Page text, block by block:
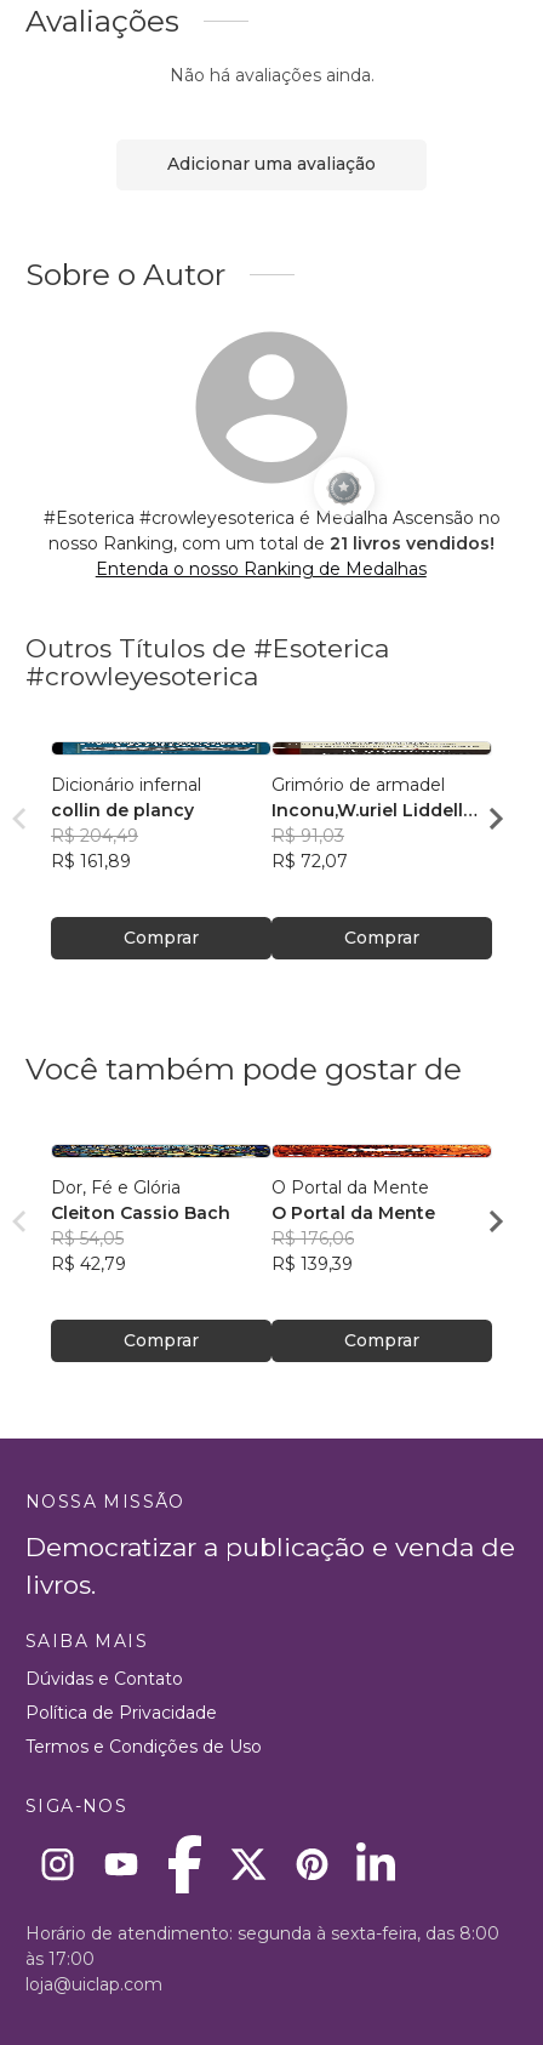
Avaliações
Não há avaliações ainda.
Adicionar uma avaliação
Sobre o Autor
#Esoterica #crowleyesoterica é Medalha Ascensão no
nosso Ranking, com um total de 21 livros vendidos!
Entenda o nosso Ranking de Medalhas
Outros Títulos de #Esoterica
#crowleyesoterica
Dicionário infernal
collin de plancy
R$ 204,49
R$ 161,89
Comprar
Grimório de armadel
Inconu,W.uriel Liddell
Gregor mathers
R$ 91,03
R$ 72,07
Comprar
R$
Você também pode gostar de
Dor, Fé e Glória
Cleiton Cassio Bach
R$ 54,05
R$ 42,79
Comprar
O Portal da Mente
O Portal da Mente
R$ 176,06
R$ 139,39
Comprar
Roy
R$
NOSSA MISSÃO
Democratizar a publicação e venda de
livros.
SAIBA MAIS
Dúvidas e Contato
Política de Privacidade
Termos e Condições de Uso
SIGA-NOS
Horário de atendimento: segunda à sexta-feira, das 8:00
às 17:00
loja@uiclap.com